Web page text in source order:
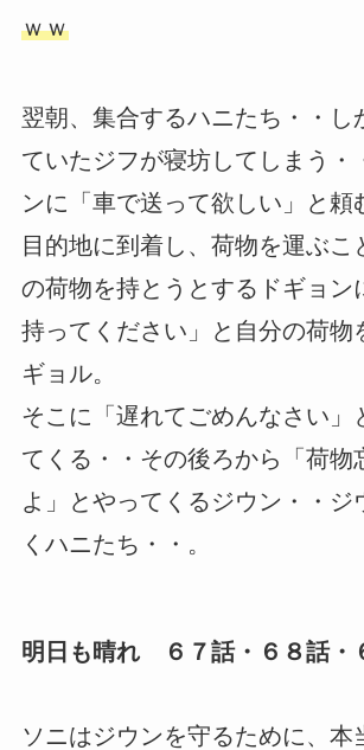
ｗｗ
翌朝、集合するハニたち・・し
ていたジフが寝坊してしまう・
ンに「車で送って欲しい」と頼
目的地に到着し、荷物を運ぶこ
の荷物を持とうとするドギョン
持ってください」と自分の荷物
ギョル。
そこに「遅れてごめんなさい」
てくる・・その後ろから「荷物
よ」とやってくるジウン・・ジ
くハニたち・・。
明日も晴れ ６７話・６８話
ソニはジウンを守るために、本